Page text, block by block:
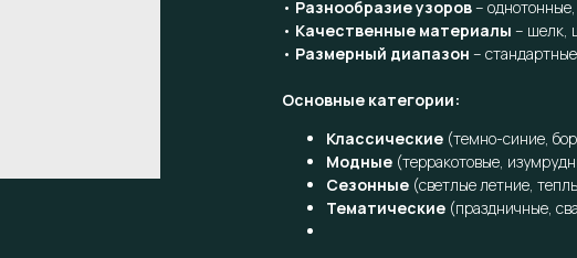
• Разнообразие узоров–
• Качественные материалы – шелк,
• Размерный диапазон –
Основные категории:
Классические (темно-синие,
Модные (терракотовые,
Сезонные (светлые летние,
Тематические (праздничные,